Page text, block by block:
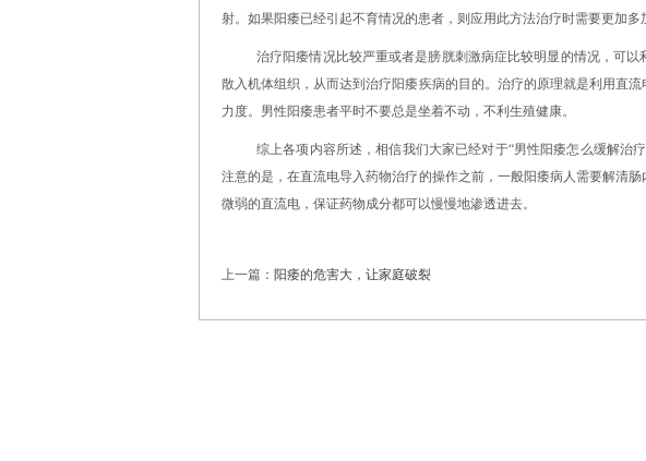
射。如果阳痿已经引起不育情况的患者，则应用此方法治疗时需要更加多
治疗阳痿情况比较严重或者是膀胱刺激病症比较明显的情况，可
散入机体组织，从而达到治疗阳痿疾病的目的。治疗的原理就是利用直
力度。男性阳痿患者平时不要总是坐着不动，不利生殖健康。
综上各项内容所述，相信我们大家已经对于“男性阳痿怎么缓解治
注意的是，在直流电导入药物治疗的操作之前，一般阳痿病人需要解清
微弱的直流电，保证药物成分都可以慢慢地渗透进去。
上一篇： 阳痿的危害大，让家庭破裂